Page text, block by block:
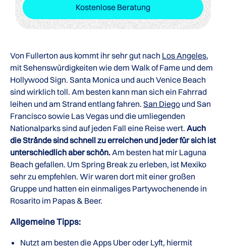
Kostenlose Beratung
Von Fullerton aus kommt ihr sehr gut nach Los Angeles,
mit Sehenswürdigkeiten wie dem Walk of Fame und dem
Hollywood Sign. Santa Monica und auch Venice Beach
sind wirklich toll. Am besten kann man sich ein Fahrrad
leihen und am Strand entlang fahren. San Diego und San
Francisco sowie Las Vegas und die umliegenden
Nationalparks sind auf jeden Fall eine Reise wert. Auch
die Strände sind schnell zu erreichen und jeder für sich ist
unterschiedlich aber schön.Am besten hat mir Laguna
Beach gefallen. Um Spring Break zu erleben, ist Mexiko
sehr zu empfehlen. Wir waren dort mit einer großen
Gruppe und hatten ein einmaliges Partywochenende in
Rosarito im Papas & Beer.
Allgemeine Tipps:
Nutzt am besten die Apps Uber oder Lyft, hiermit